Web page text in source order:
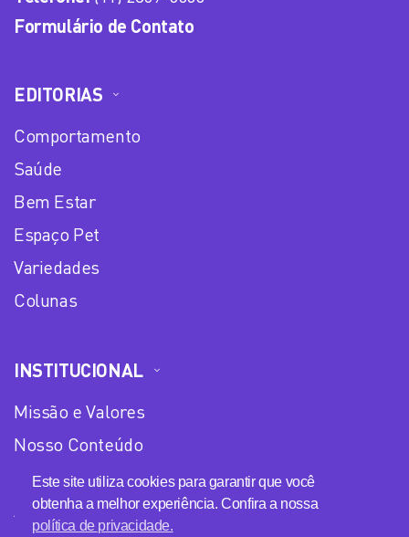
Este site utiliza cookies para garantir que você
obtenha a melhor experiência. Confira a nossa
política de privacidade.
Formulário de Contato
EDITORIAS
Comportamento
Saúde
Bem Estar
Espaço Pet
Variedades
Colunas
INSTITUCIONAL
Missão e Valores
Nosso Conteúdo
Equipe
Anuncie no Plena Mulher